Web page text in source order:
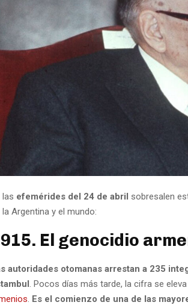
las efemérides del 24 de abril sobresalen
la Argentina y el mundo:
El genocidio
autoridades otomanas arrestan a 235
. Pocos días más tarde, la cifra se
. Es el comienzo de una de las